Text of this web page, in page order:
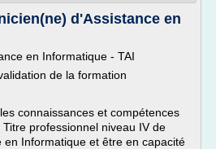
d'Assistance en
en Informatique - TAI
de la formation
connaissances et compétences
professionnel niveau IV de
en Informatique et être en capacité